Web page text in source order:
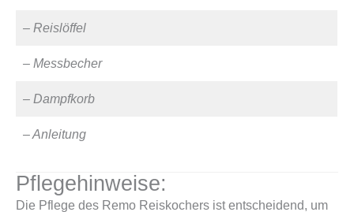
– Reislöffel
– Messbecher
– Dampfkorb
– Anleitung
Pflegehinweise:
Die Pflege des Remo Reiskochers ist entscheidend, um